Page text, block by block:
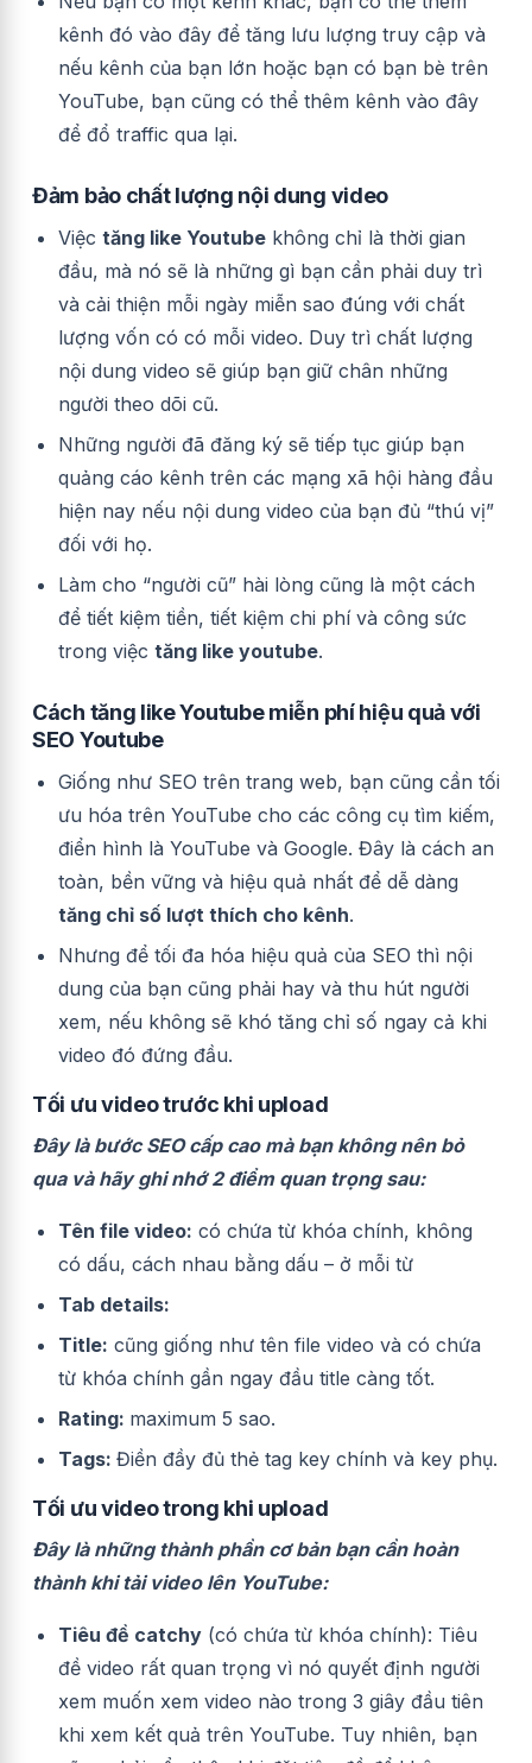
kênh đó vào đây để tăng lưu lượng truy cập và
nếu kênh của bạn lớn hoặc bạn có bạn bè trên
YouTube, bạn cũng có thể thêm kênh vào đây
để đổ traffic qua lại.
Đảm bảo chất lượng nội dung video
Việc tăng like Youtube không chỉ là thời gian
đầu, mà nó sẽ là những gì bạn cần phải duy trì
và cải thiện mỗi ngày miễn sao đúng với chất
lượng vốn có có mỗi video. Duy trì chất lượng
nội dung video sẽ giúp bạn giữ chân những
người theo dõi cũ.
Những người đã đăng ký sẽ tiếp tục giúp bạn
quảng cáo kênh trên các mạng xã hội hàng đầu
hiện nay nếu nội dung video của bạn đủ “thú vị”
đối với họ.
Làm cho “người cũ” hài lòng cũng là một cách
để tiết kiệm tiền, tiết kiệm chi phí và công sức
trong việc tăng like youtube.
Cách tăng like Youtube miễn phíhiệu quả với
SEO Youtube
Giống như SEO trên trang web, bạn cũng cần tối
ưu hóa trên YouTube cho các công cụ tìm kiếm,
điển hình là YouTube và Google. Đây là cách an
toàn, bền vững và hiệu quả nhất để dễ dàng
tăng chỉ số lượt thích cho kênh.
Nhưng để tối đa hóa hiệu quả của SEO thì nội
dung của bạn cũng phải hay và thu hút người
xem, nếu không sẽ khó tăng chỉ số ngay cả khi
video đó đứng đầu.
Tối ưu video trước khi upload
Đây là bước SEO cấp cao mà bạn không nên bỏ
qua và hãy ghi nhớ 2 điểm quan trọng sau:
Tên file video: có chứa từ khóa chính, không
có dấu, cách nhau bằng dấu – ở mỗi từ
Tab details:
Title: cũng giống như tên file video và có chứa
từ khóa chính gần ngay đầu title càng tốt.
Rating: maximum 5 sao.
Tags: Điền đầy đủ thẻ tag key chính và key phụ.
Tối ưu video trong khi upload
Đây là những thành phần cơ bản bạn cần hoàn
thành khi tải video lên YouTube:
Tiêu đề catchy (có chứa từ khóa chính): Tiêu
đề video rất quan trọng vì nó quyết định người
xem muốn xem video nào trong 3 giây đầu tiên
khi xem kết quả trên YouTube. Tuy nhiên, bạn